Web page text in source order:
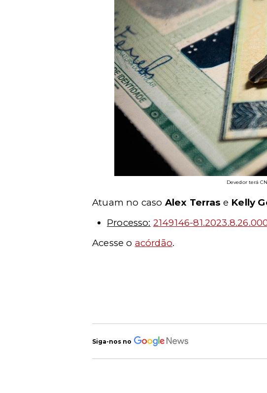
Devedor terá
Atuam no caso Alex Terras e Kelly
Processo: 2149146-
Acesse o acórdão.
Siga-nos no